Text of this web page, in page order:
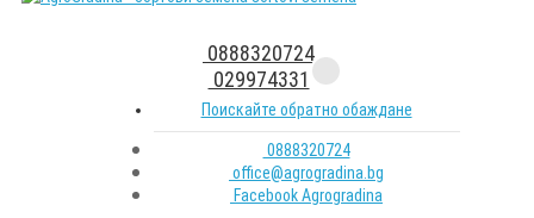
0888320724
029974331
Поискайте обратно обаждане
0888320724
office@agrogradina.bg
Facebook Agrogradina